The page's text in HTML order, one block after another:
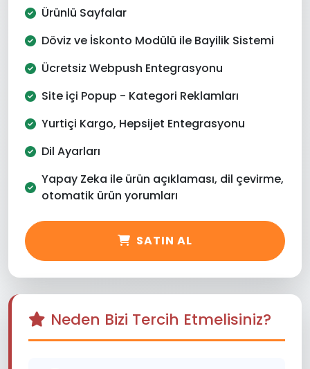
Ürünlü Sayfalar
Döviz ve İskonto Modülü ile Bayilik Sistemi
Ücretsiz Webpush Entegrasyonu
Site içi Popup - Kategori Reklamları
Yurtiçi Kargo, Hepsijet Entegrasyonu
Dil Ayarları
Yapay Zeka ile ürün açıklaması, dil çevirme,
otomatik ürün yorumları
SATIN AL
Neden Bizi Tercih Etmelisiniz?